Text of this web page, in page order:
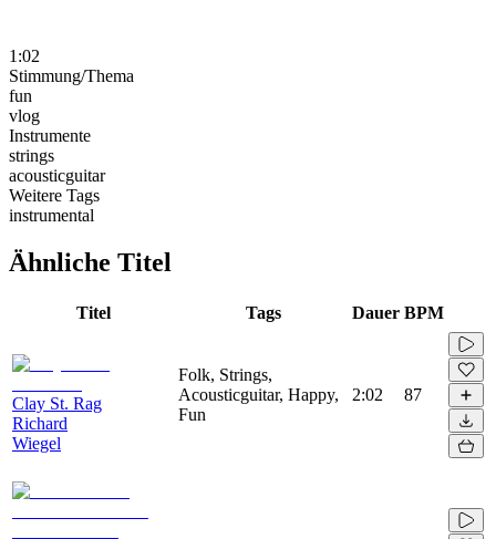
1:02
Stimmung/Thema
fun
vlog
Instrumente
strings
acousticguitar
Weitere Tags
instrumental
Ähnliche Titel
Titel Tags Dauer BPM
Clay St. Rag
Richard
Wiegel
Folk, Strings,
Acousticguitar, Happy,
Fun
2:02 87